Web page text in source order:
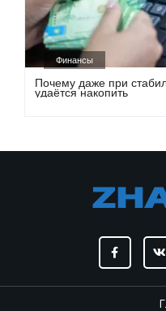
Финансы
Почему даже при
удаётся накопить